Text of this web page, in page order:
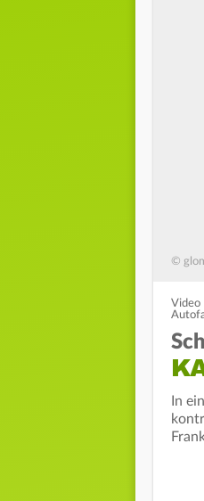
©
Video
In